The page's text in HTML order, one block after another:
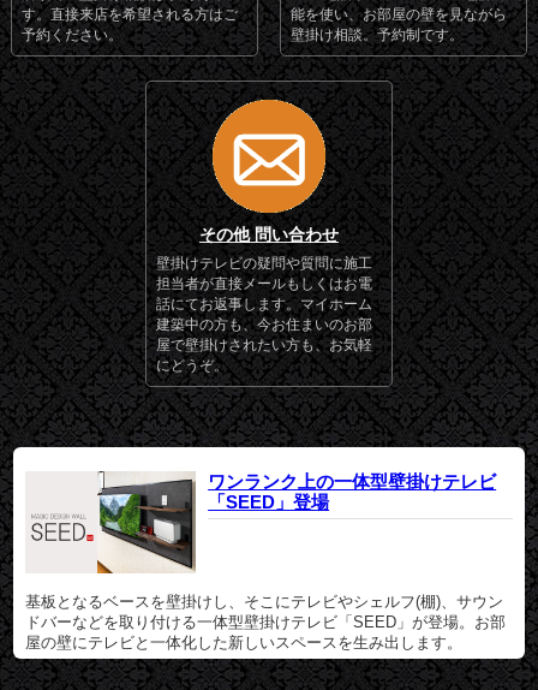
す。直接来店を希望される方はご
予約ください。
能を使い、お部屋の壁を見ながら
壁掛け相談。予約制です。
その他 問い合わせ
壁掛けテレビの疑問や質問に施工
担当者が直接メールもしくはお電
話にてお返事します。マイホーム
建築中の方も、今お住まいのお部
屋で壁掛けされたい方も、お気軽
にどうぞ。
ワンランク上の一体型壁掛けテレビ
「SEED」登場
基板となるベースを壁掛けし、そこにテレビやシェルフ(棚)、サウン
ドバーなどを取り付ける一体型壁掛けテレビ「SEED」が登場。お部
屋の壁にテレビと一体化した新しいスペースを生み出します。